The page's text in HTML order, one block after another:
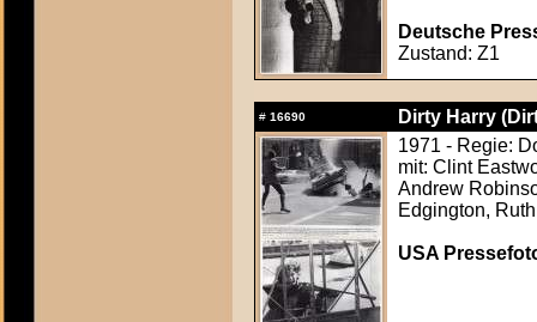
Deutsche
Zustand: Z1
# 16690
Dirty Harry
1971 - Regie:
mit: Clint
Andrew
Edgington,
USA